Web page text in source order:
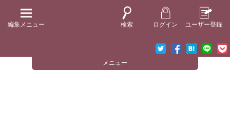
編集メニュー 検索 ログイン ユーザー登録
メニュー